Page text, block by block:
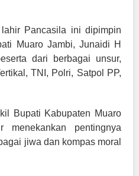
Pancasila ini dipimpin
Muaro Jambi, Junaidi H
dari berbagai unsur,
TNI, Polri, Satpol PP,
Bupati Kabupaten Muaro
pentingnya
jiwa dan kompas moral